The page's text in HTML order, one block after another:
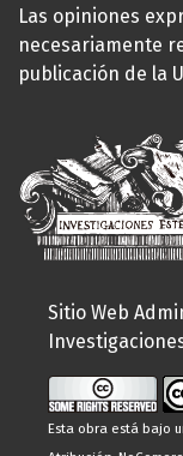
Las opiniones
necesariamente
publicación de la
Sitio Web
Esta obra está bajo